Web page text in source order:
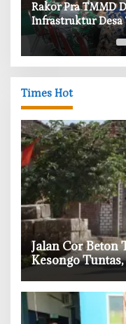
‎Rakor Pra TMMD
Infrastruktur
Times Hot
‎Jalan Cor
Kesongo